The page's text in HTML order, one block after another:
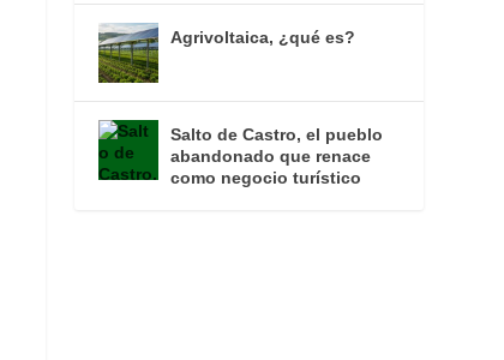
Agrivoltaica, ¿qué es?
Salto de Castro, el pueblo
abandonado que renace
como negocio turístico